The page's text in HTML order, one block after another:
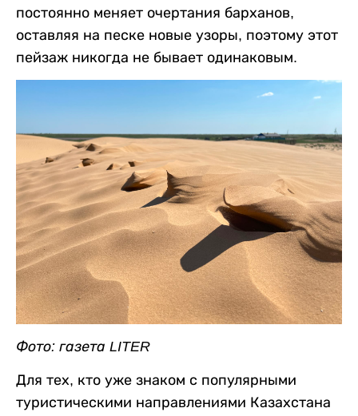
постоянно меняет очертания барханов,
оставляя на песке новые узоры, поэтому этот
пейзаж никогда не бывает одинаковым.
Фото: газета LITER
Для тех, кто уже знаком с популярными
туристическими направлениями Казахстана